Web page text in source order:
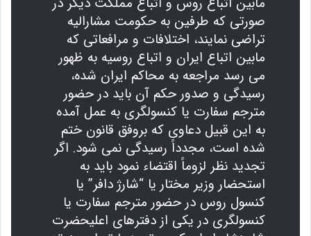
صورتی که طرفین به حکومت مشارالیه
تراضی نمایند، اختلافات و مرافعاتی که
مابین اتباع ایران و اتباع روسیه به ظهور
می رسد مراجعه به محاکم ایران شده،
رسیدگی و صدور حکم آن باید در حضور
مترجم سفارت یا کنسولگری به عمل آمده
به این قبیل دعاوی که بروفق قانون ختم
شده است، مجدداً رسیدگی نمی شود. اگر
تجدید نظر لزوماً اقتضاء نمود باید به
استحضار وزیر مختار یا “شارژ دافر” یا
کنسول روس در حضور مترجم سفارت یا
کنسولگری در یکی از دفترهای اعلیحضرت